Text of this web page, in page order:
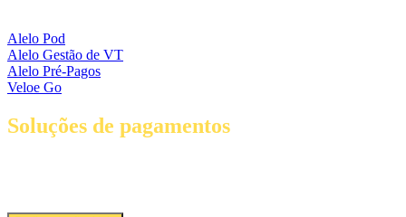
Alelo Pod
Alelo Gestão de VT
Alelo Pré-Pagos
Veloe Go
Soluções de pagamentos